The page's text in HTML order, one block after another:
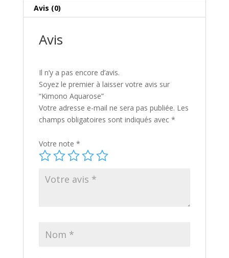
Avis (0)
Avis
Il n’y a pas encore d’avis.
Soyez le premier à laisser votre avis sur
“Kimono Aquarose”
Votre adresse e-mail ne sera pas publiée. Les
champs obligatoires sont indiqués avec *
Votre note *